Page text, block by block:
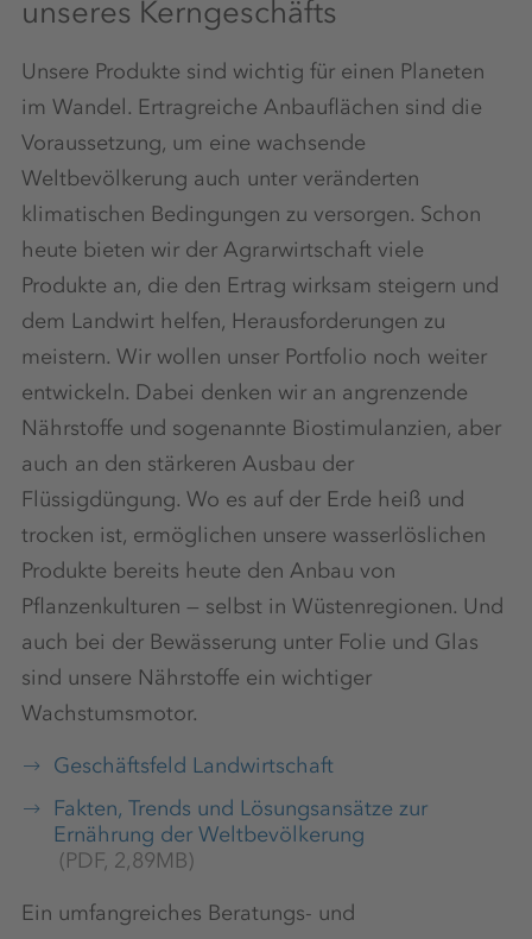
unseres Kerngeschäfts
Unsere Produkte sind wichtig für einen Planeten
im Wandel. Ertragreiche Anbauflächen sind die
Voraussetzung, um eine wachsende
Weltbevölkerung auch unter veränderten
klimatischen Bedingungen zu versorgen. Schon
heute bieten wir der Agrarwirtschaft viele
Produkte an, die den Ertrag wirksam steigern und
dem Landwirt helfen, Herausforderungen zu
meistern. Wir wollen unser Portfolio noch weiter
entwickeln. Dabei denken wir an angrenzende
Nährstoffe und sogenannte Biostimulanzien, aber
auch an den stärkeren Ausbau der
Flüssigdüngung. Wo es auf der Erde heiß und
trocken ist, ermöglichen unsere wasserlöslichen
Produkte bereits heute den Anbau von
Pflanzenkulturen — selbst in Wüstenregionen. Und
auch bei der Bewässerung unter Folie und Glas
sind unsere Nährstoffe ein wichtiger
Wachstumsmotor.
Geschäftsfeld Landwirtschaft
Fakten, Trends und Lösungsansätze zur
Ernährung der Weltbevölkerung
(PDF, 2,89MB)
Ein umfangreiches Beratungs- und